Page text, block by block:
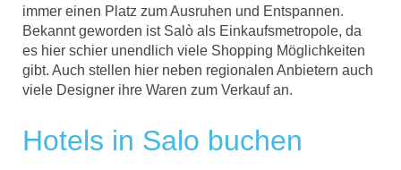
immer einen Platz zum Ausruhen und Entspannen.
Bekannt geworden ist Salò als Einkaufsmetropole, da
es hier schier unendlich viele Shopping Möglichkeiten
gibt. Auch stellen hier neben regionalen Anbietern auch
viele Designer ihre Waren zum Verkauf an.
Hotels in Salo buchen